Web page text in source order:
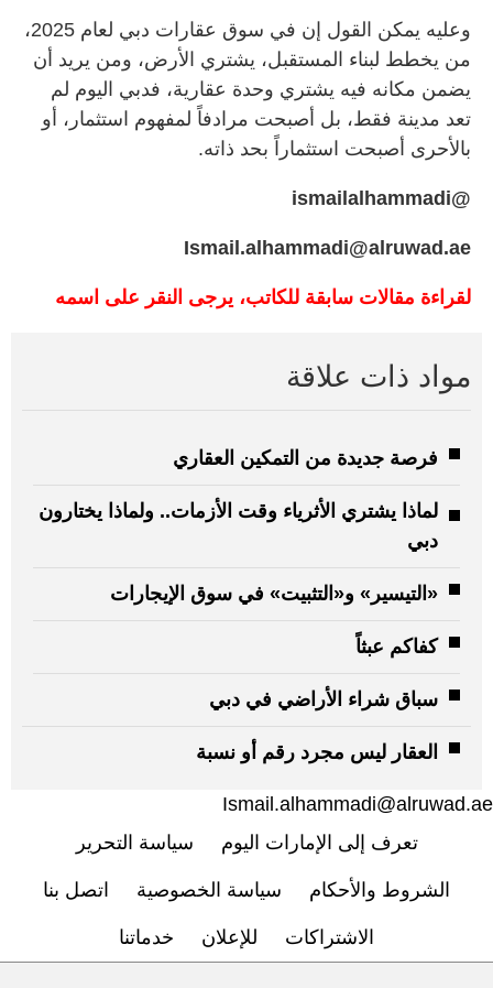
وعليه يمكن القول إن في سوق عقارات دبي لعام 2025،
من يخطط لبناء المستقبل، يشتري الأرض، ومن يريد أن
يضمن مكانه فيه يشتري وحدة عقارية، فدبي اليوم لم
تعد مدينة فقط، بل أصبحت مرادفاً لمفهوم استثمار، أو
بالأحرى أصبحت استثماراً بحد ذاته.
@ismailalhammadi
Ismail.alhammadi@alruwad.ae
لقراءة مقالات سابقة للكاتب، يرجى النقر على اسمه
مواد ذات علاقة
فرصة جديدة من التمكين العقاري
لماذا يشتري الأثرياء وقت الأزمات.. ولماذا يختارون
دبي
«التيسير» و«التثبيت» في سوق الإيجارات
كفاكم عبثاً
سباق شراء الأراضي في دبي
العقار ليس مجرد رقم أو نسبة
Ismail.alhammadi@alruwad.ae
تعرف إلى الإمارات اليوم
سياسة التحرير
الشروط والأحكام سياسة الخصوصية اتصل بنا
الاشتراكات للإعلان خدماتنا